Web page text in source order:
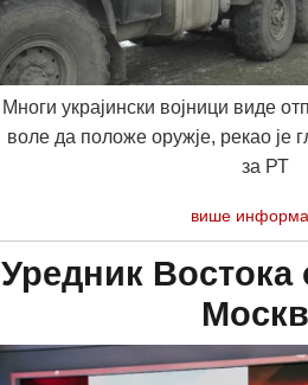
Многи украјински војници виде
воле да положе оружје, рекао је
за РТ
више
Уредник Востока